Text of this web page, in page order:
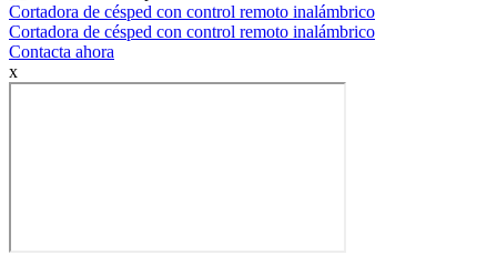
Cortadora de césped con control remoto inalámbrico
Cortadora de césped con control remoto inalámbrico
Contacta ahora
x